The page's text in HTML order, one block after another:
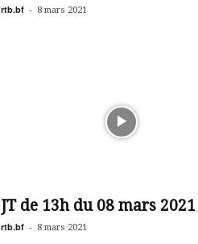
rtb.bf - 8 mars 2021
JT de 13h du 08 mars 2021
rtb.bf - 8 mars 2021